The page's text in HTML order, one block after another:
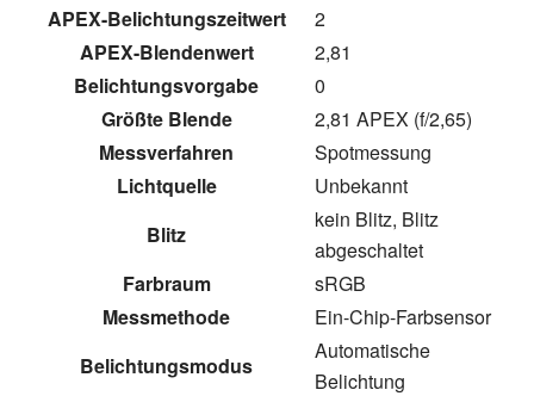
APEX-Belichtungszeitwert
2
APEX-Blendenwert
2,81
Belichtungsvorgabe
0
Größte Blende
2,81 APEX (f/2,65)
Messverfahren
Spotmessung
Lichtquelle
Unbekannt
Blitz
kein Blitz, Blitz
abgeschaltet
Farbraum
sRGB
Messmethode
Ein-Chip-Farbsensor
Belichtungsmodus
Automatische
Belichtung